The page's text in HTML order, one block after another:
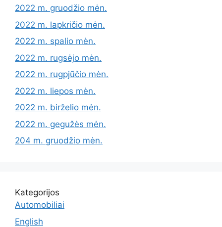
2022 m. gruodžio mėn.
2022 m. lapkričio mėn.
2022 m. spalio mėn.
2022 m. rugsėjo mėn.
2022 m. rugpjūčio mėn.
2022 m. liepos mėn.
2022 m. birželio mėn.
2022 m. gegužės mėn.
204 m. gruodžio mėn.
Kategorijos
Automobiliai
English